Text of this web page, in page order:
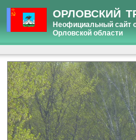
ОРЛОВСКИЙ
Неофициальный сайт
Орловской области